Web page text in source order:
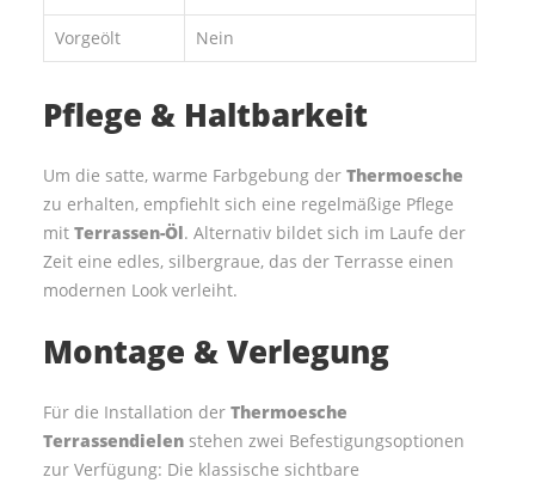
Vorgeölt Nein
Pflege & Haltbarkeit
Um die satte, warme Farbgebung der Thermoesche
zu erhalten, empfiehlt sich eine regelmäßige Pflege
mit Terrassen-Öl. Alternativ bildet sich im Laufe der
Zeit eine edles, silbergraue, das der Terrasse einen
modernen Look verleiht.
Montage & Verlegung
Für die Installation der Thermoesche
Terrassendielen stehen zwei Befestigungsoptionen
zur Verfügung: Die klassische sichtbare